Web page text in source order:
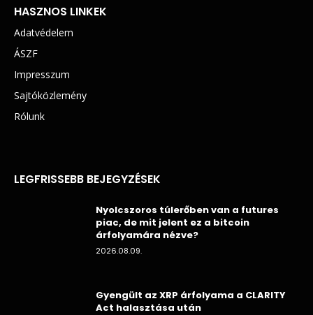
HASZNOS LINKEK
Adatvédelem
ÁSZF
Impresszum
Sajtóközlemény
Rólunk
LEGFRISSEBB BEJEGYZÉSEK
Nyolcszoros túlerőben van a futures
piac, de mit jelent ez a bitcoin
árfolyamára nézve?
2026.08.09.
Gyengült az XRP árfolyama a CLARITY
Act halasztása után